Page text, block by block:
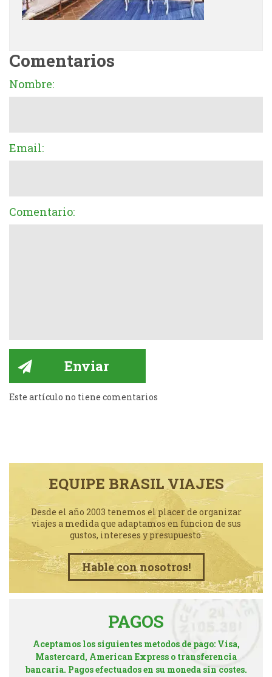
Comentarios
Nombre:
Email:
Comentario:
Este artículo no tiene comentarios
EQUIPE BRASIL VIAJES
Desde el año 2003 tenemos el placer de organizar
viajes a medida que adaptamos en funcion de sus
gustos, intereses y presupuesto.
Hable con nosotros!
PAGOS
Aceptamos los siguientes metodos de pago: Visa,
Mastercard, American Express o transferencia
bancaria. Pagos efectuados en su moneda sin costes.